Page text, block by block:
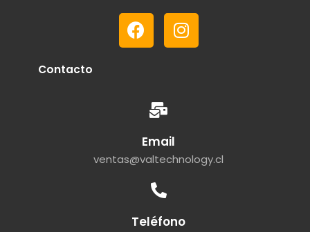
Contacto
Email
ventas@valtechnology.cl
Teléfono